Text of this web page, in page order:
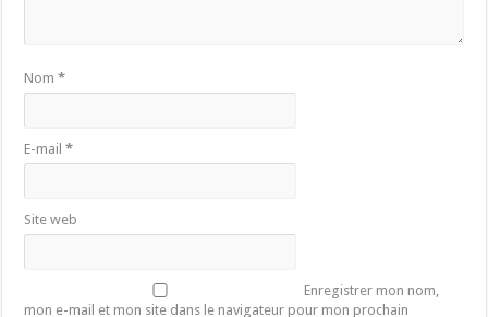
Nom*
E-mail*
Site web
Enregistrer mon nom,
mon e-mail et mon site dans le navigateur pour mon prochain